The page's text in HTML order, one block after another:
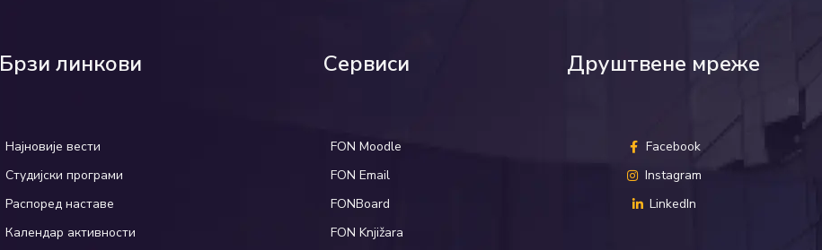
Брзи линкови
Најновије вести
Студијски програми
Распоред наставе
Календар активности
Сервиси
FON Moodle
FON Email
FONBoard
FON Knjižara
Друштвене мреже
Facebook
Instagram
LinkedIn